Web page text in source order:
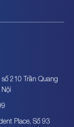
210 Trần Quang
Place, Số 93